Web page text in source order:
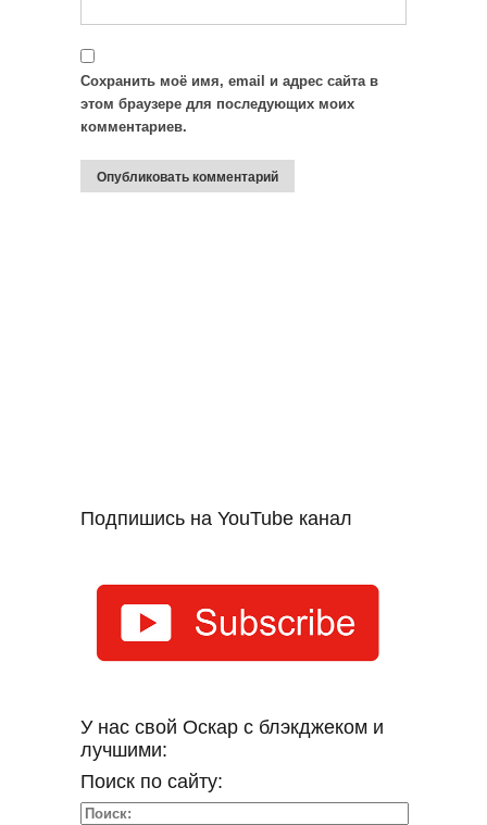
Сохранить моё имя, email и адрес сайта в
этом браузере для последующих моих
комментариев.
Подпишись на YouTube канал
У нас свой Оскар с блэкджеком и
лучшими:
Поиск по сайту: